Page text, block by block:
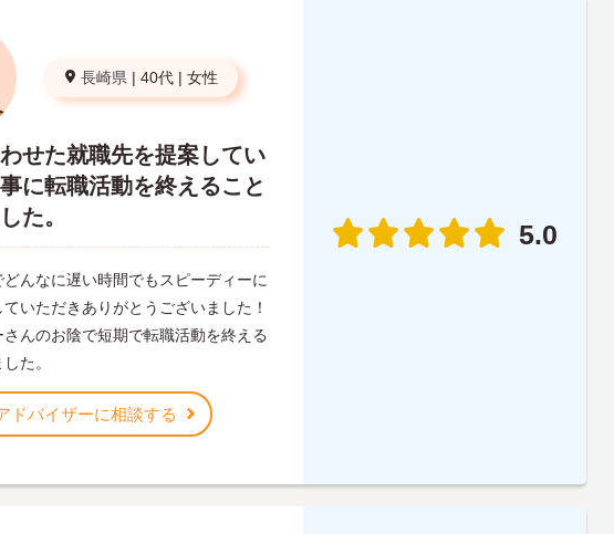
長崎県 | 40代 | 女性
せた就職先を提案してい
に転職活動を終えること
た。
どんなに遅い時間でもスピーディーに
いただきありがとうございました！
んのお陰で短期で転職活動を終える
た。
ドバイザーに相談する
5.0